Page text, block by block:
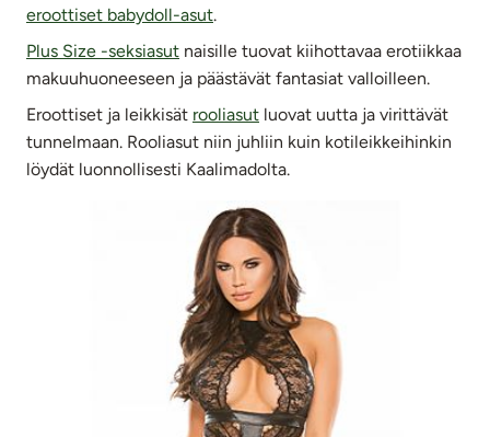
eroottiset babydoll-asut.
Plus Size -seksiasut naisille tuovat kiihottavaa erotiikkaa
makuuhuoneeseen ja päästävät fantasiat valloilleen.
Eroottiset ja leikkisät rooliasut luovat uutta ja virittävät
tunnelmaan. Rooliasut niin juhliin kuin kotileikkeihinkin
löydät luonnollisesti Kaalimadolta.